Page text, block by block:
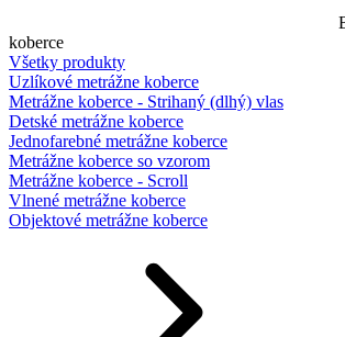
koberce
Všetky produkty
Uzlíkové metrážne koberce
Metrážne koberce - Strihaný (dlhý) vlas
Detské metrážne koberce
Jednofarebné metrážne koberce
Metrážne koberce so vzorom
Metrážne koberce - Scroll
Vlnené metrážne koberce
Objektové metrážne koberce